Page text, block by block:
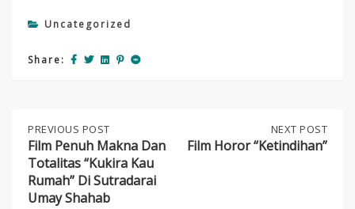
Uncategorized
Share:
Post
navigation
PREVIOUS
POST:
FILM
PENUH
MAKNA
DAN
PREVIOUS POST
Film Penuh Makna Dan
Totalitas “Kukira Kau
Rumah” Di Sutradarai
Umay Shahab
POST:
NEXT POST
Film Horor “Ketindihan”